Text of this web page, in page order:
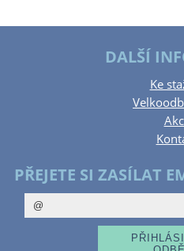
DALŠÍ
Ke
PŘEJETE SI ZASÍLAT